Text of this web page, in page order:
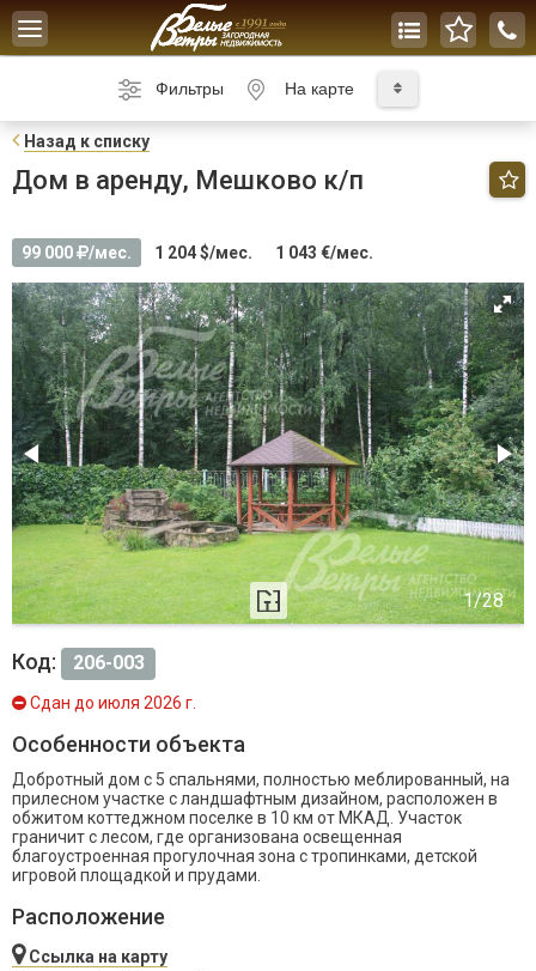
Toggle
navigation
Фильтры На карте
Назад к списку
Дом в аренду, Мешково к/п
99 000 /мес. 1 204 $/мес. 1 043 €/мес.
Код: 206-003
Сдан до июля 2026 г.
Особенности объекта
Добротный дом с 5 спальнями, полностью меблированный, на
прилесном участке с ландшафтным дизайном, расположен в
обжитом коттеджном поселке в 10 км от МКАД. Участок
граничит с лесом, где организована освещенная
благоустроенная прогулочная зона с тропинками, детской
игровой площадкой и прудами.
Расположение
Ссылка на карту